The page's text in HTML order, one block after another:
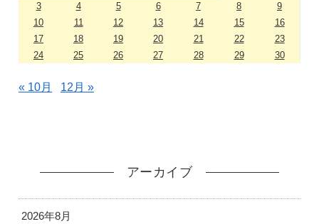
3
4 5 6 7 8
9
10
11 12 13 14 15
16
17
18 19 20 21 22
23
24
25 26 27 28 29 30
« 10月 12月 »
アーカイブ
2026年8月